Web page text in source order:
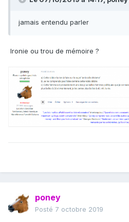
jamais entendu parler
Ironie ou trou de mémoire ?
poney
Posté 7 octobre 2019